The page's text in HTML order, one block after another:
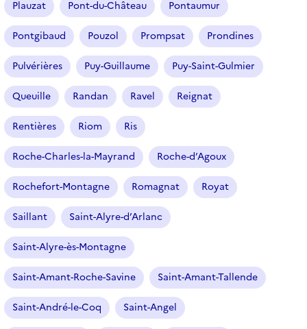
Plauzat Pont-du-Château Pontaumur
Pontgibaud Pouzol Prompsat Prondines
Pulvérières Puy-Guillaume Puy-Saint-Gulmier
Queuille Randan Ravel Reignat
Rentières Riom Ris
Roche-Charles-la-Mayrand Roche-d’Agoux
Rochefort-Montagne Romagnat Royat
Saillant Saint-Alyre-d’Arlanc
Saint-Alyre-ès-Montagne
Saint-Amant-Roche-Savine Saint-Amant-Tallende
Saint-André-le-Coq Saint-Angel